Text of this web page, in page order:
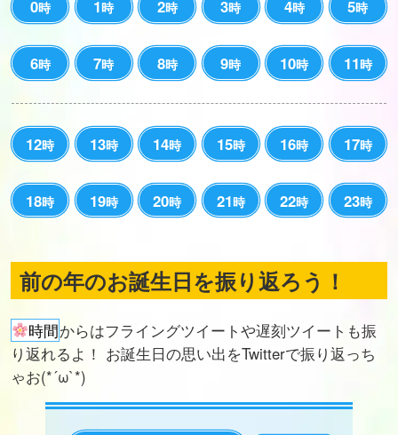
0時 1時 2時 3時 4時 5時
6時 7時 8時 9時 10時 11時
12時 13時 14時 15時 16時 17時
18時 19時 20時 21時 22時 23時
前の年のお誕生日を振り返ろう！
時間からはフライングツイートや遅刻ツイートも振
り返れるよ！ お誕生日の思い出をTwitterで振り返っち
ゃお(*´ω`*)